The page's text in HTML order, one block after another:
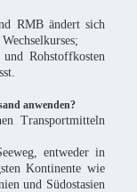
RMB ändert sich
Rohstoffkosten
anwenden?
Transportmitteln
entweder in
Kontinente wie
und Südostasien